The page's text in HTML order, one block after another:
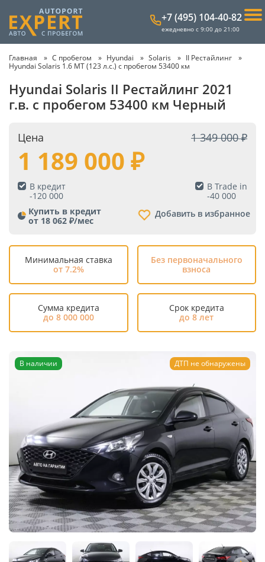
+7 (495) 104-40-82
ежедневно с 9:00 до 21:00
Главная С пробегом Hyundai Solaris
II Рестайлинг
Hyundai Solaris 1.6 MT (123 л.с.) с пробегом 53400 км
Hyundai Solaris II Рестайлинг 2021
г.в. с пробегом 53400 км Черный
Цена 1 349 000
1 189 000
В кредит
-120 000
В Trade in
-40 000
Купить в кредит
от 18 062 ₽/мес
Добавить в избранное
Минимальная ставка
от 7.2%
Без первоначального
взноса
Сумма кредита
до 8 000 000
Срок кредита
до 8 лет
В наличии ДТП не обнаружены